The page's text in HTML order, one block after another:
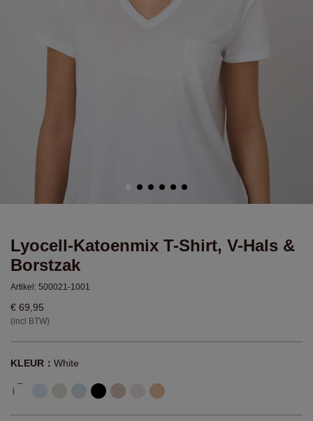
Lyocell-Katoenmix T-Shirt, V-Hals &
Borstzak
Artikel: 500021-1001
€ 69,95
(incl BTW)
KLEUR： White